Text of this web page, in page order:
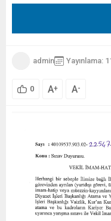
admin Yayınlama:
0 A+ A-